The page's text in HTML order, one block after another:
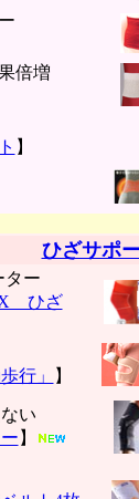
倍増
】
ひざサポ
ター
ひざ
行」 】
い
】